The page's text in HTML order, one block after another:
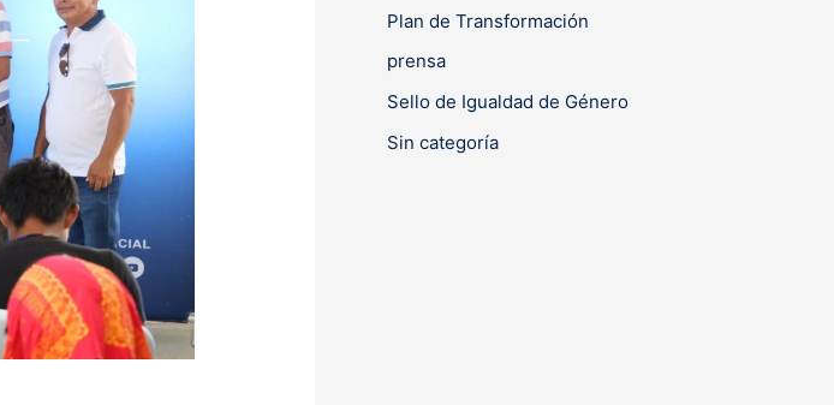
Plan de Transformación
prensa
Sello de Igualdad de Género
Sin categoría